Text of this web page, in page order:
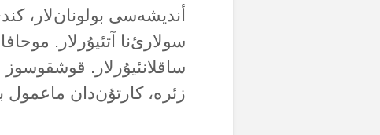
أندیشەسی بولونان‌لار،
سولارئ‌نا آتئیۇرلار.
ساقلانئیۇرلار.
زئرە، کارتۇن‌دان ماعمول